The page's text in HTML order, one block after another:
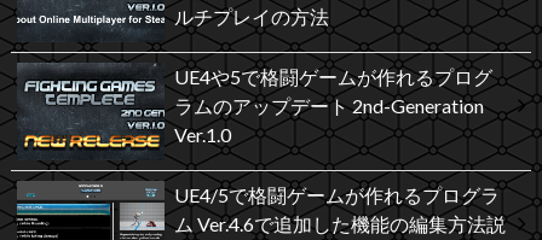
ルチプレイの方法
UE4や5で格闘ゲームが作れるプログ
ラムのアップデート 2nd-Generation
Ver.1.0
UE4/5で格闘ゲームが作れるプログラ
ム Ver.4.6で追加した機能の編集方法説